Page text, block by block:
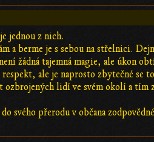
jednou z nich.
a berme je s sebou na střelnici.
žádná tajemná magie, ale úkon
ale je naprosto zbytečné se
lidí ve svém okolí a tím
svého přerodu v občana